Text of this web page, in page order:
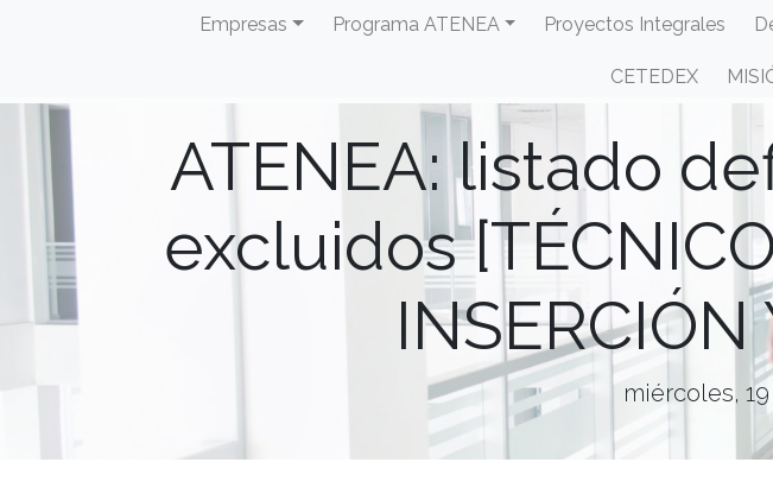
Empresas Programa ATENEA Proyectos Integrales
CETEDEX
ATENEA: listado
excluidos
miércoles,